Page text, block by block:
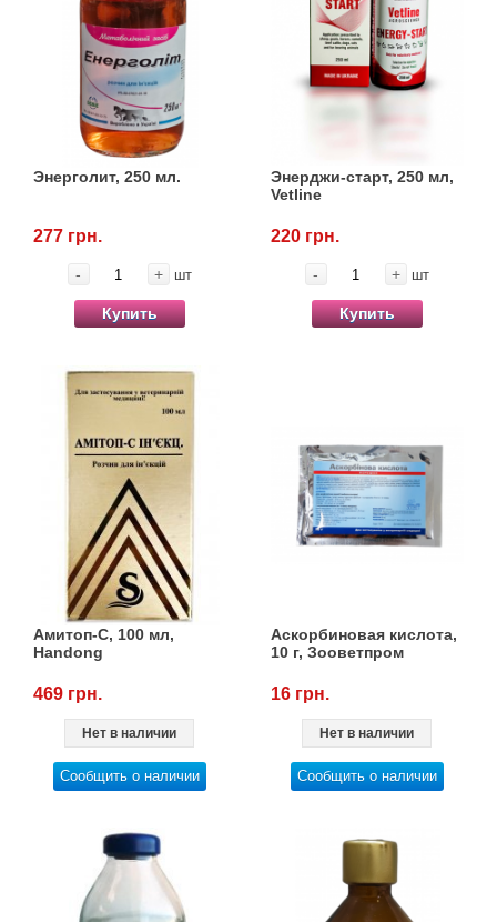
Энерголит, 250 мл.
277 грн.
- + шт
Купить
Энерджи-старт, 250 мл,
Vetline
220 грн.
- + шт
Купить
Амитоп-С, 100 мл,
Handong
469 грн.
Нет в наличии
Сообщить о наличии
Аскорбиновая кислота,
10 г, Зооветпром
16 грн.
Нет в наличии
Сообщить о наличии
Ласощі та корма
Vet Diet Canine Wet - ветеринарные диеты
для собак
Лежаки, будиночки, охолоджуючи
килимки
Переноски, сумки, клетки
Послеоперационные средства и
расходные материалы
Подарочные сертификаты
Товары для голубей
Товары для грызунов
Товары для лошадей
Хозряд - хозтовары оптом
Популярные зоотовары
Архив / Снято с производства